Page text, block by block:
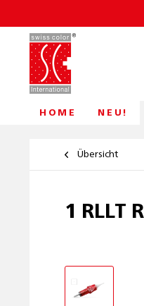
HOME NEU!
Übersicht
1 RLLT